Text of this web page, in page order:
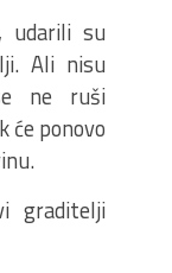
udarili su
Ali nisu
ne ruši
će ponovo
graditelji